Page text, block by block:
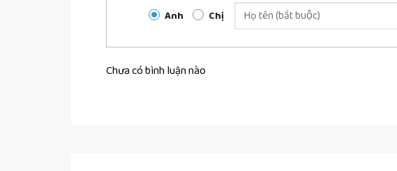
Anh Chị
Chưa có bình luận nào